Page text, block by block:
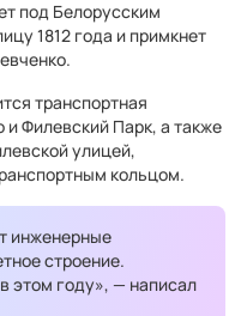
под Белорусским
1812 года и примкнет
транспортная
Филевский Парк, а также
улицей,
кольцом.
инженерные
строение.
этом году», — написал